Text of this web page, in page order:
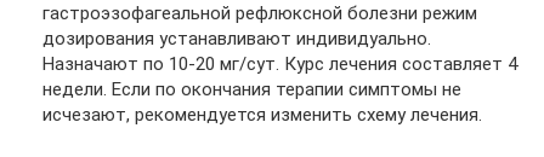
гастроэзофагеальной рефлюксной болезни режим
дозирования устанавливают индивидуально.
Назначают по 10-20 мг/сут. Курс лечения составляет 4
недели. Если по окончания терапии симптомы не
исчезают, рекомендуется изменить схему лечения.